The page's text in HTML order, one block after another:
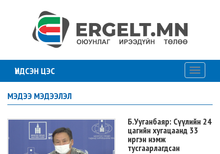
ҮНДСЭН ЦЭС
Toggle
МЭДЭЭ МЭДЭЭЛЭЛ
Б.Ууганбаяр: Сүүлийн 24
цагийн хугацаанд 33
иргэн нэмж
тусгаарлагдсан